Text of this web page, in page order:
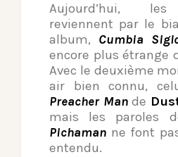
Aujourd’hui, les
reviennent par le
album, Cumbia
encore plus étrange
Avec le deuxième
air bien connu,
Preacher Mande
mais les paroles
Pichaman ne font
entendu.